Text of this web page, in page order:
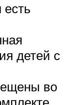
детей с
во